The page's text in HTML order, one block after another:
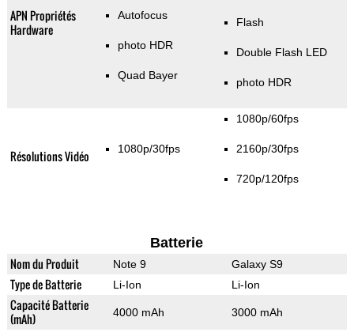
APN Propriétés
Hardware
Autofocus
photo HDR
Quad Bayer
Flash
Double Flash LED
photo HDR
Résolutions Vidéo 1080p/30fps
1080p/60fps
2160p/30fps
720p/120fps
Batterie
Nom du Produit Note 9 Galaxy S9
Type de Batterie Li-Ion Li-Ion
Capacité Batterie
(mAh)
4000 mAh 3000 mAh